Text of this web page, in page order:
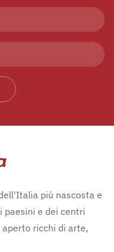
più nascosta e
paesini e dei centri
ricchi di arte,